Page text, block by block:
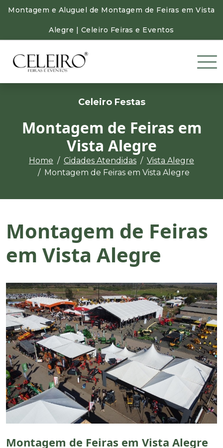
Montagem e Aluguel de Montagem de Feiras em Vista
Alegre | Celeiro Feiras e Eventos
Celeiro Festas
Montagem de Feiras em
Vista Alegre
Home Cidades Atendidas
Vista Alegre
Montagem de Feiras em Vista Alegre
Montagem de Feiras
em Vista Alegre
Montagem de Feiras em Vista Alegre